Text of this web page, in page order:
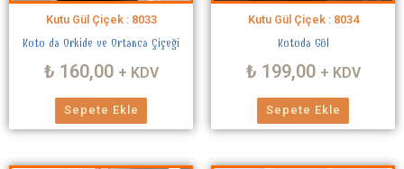
Kutu Gül Çiçek : 8033
Kutu da Orkide ve Ortanca Çiçeği
₺ 160,00 + KDV
Sepete Ekle
Kutu Gül Çiçek : 8034
Kutuda Gül
₺ 199,00 + KDV
Sepete Ekle